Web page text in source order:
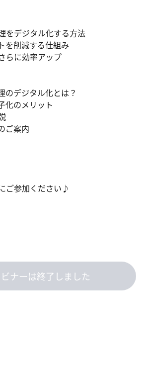
をデジタル化する方法
を削減する仕組み
らに効率アップ
のデジタル化とは？
化のメリット
ご案内
ご参加ください♪
ナーは終了しました